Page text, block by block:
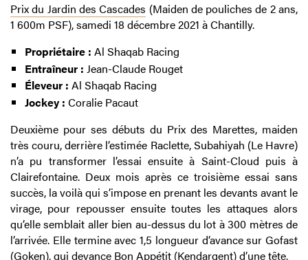
Prix du Jardin des Cascades (Maiden de pouliches de 2 ans,
1 600m PSF), samedi 18 décembre 2021 à Chantilly.
Propriétaire : Al Shaqab Racing
Entraîneur : Jean-Claude Rouget
Éleveur : Al Shaqab Racing
Jockey : Coralie Pacaut
Deuxième pour ses débuts du Prix des Marettes, maiden
très couru, derrière l’estimée Raclette, Subahiyah (Le Havre)
n’a pu transformer l’essai ensuite à Saint-Cloud puis à
Clairefontaine. Deux mois après ce troisième essai sans
succès, la voilà qui s’impose en prenant les devants avant le
virage, pour repousser ensuite toutes les attaques alors
qu’elle semblait aller bien au-dessus du lot à 300 mètres de
l’arrivée. Elle termine avec 1,5 longueur d’avance sur Gofast
(Goken), qui devance Bon Appétit (Kendargent) d’une tête.